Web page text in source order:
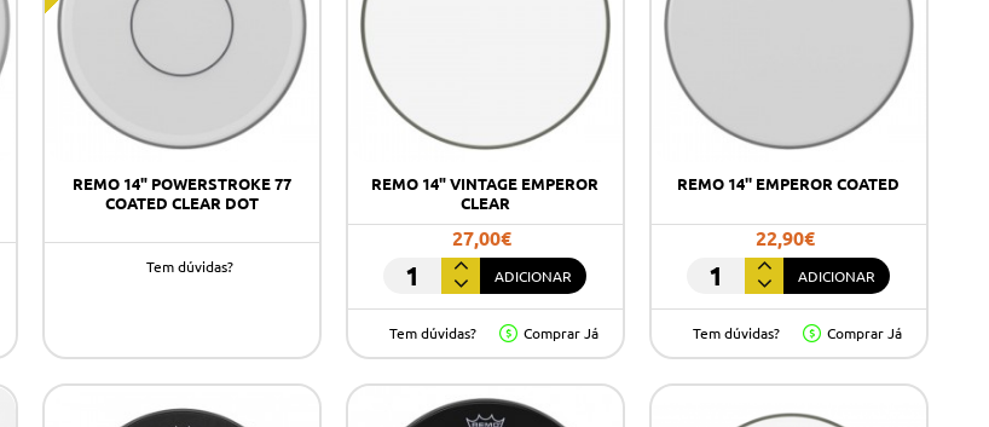
REMO 14" POWERSTROKE 77
COATED CLEAR DOT
Tem dúvidas?
REMO 14" VINTAGE EMPEROR
CLEAR
27,00€
REMO
14"
VINTAGE
EMPEROR
CLEAR
ADICIONAR
Tem dúvidas? Comprar Já
REMO 14'' EMPEROR COATED
22,90€
REMO
14''
EMPEROR
COATED
ADICIONAR
Tem dúvidas? Comprar Já